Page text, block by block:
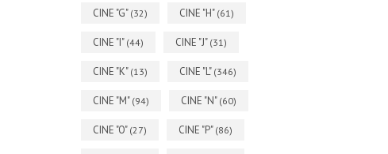
CINE "G" (32) CINE "H" (61)
CINE "I" (44) CINE "J" (31)
CINE "K" (13) CINE "L" (346)
CINE "M" (94) CINE "N" (60)
CINE "O" (27) CINE "P" (86)